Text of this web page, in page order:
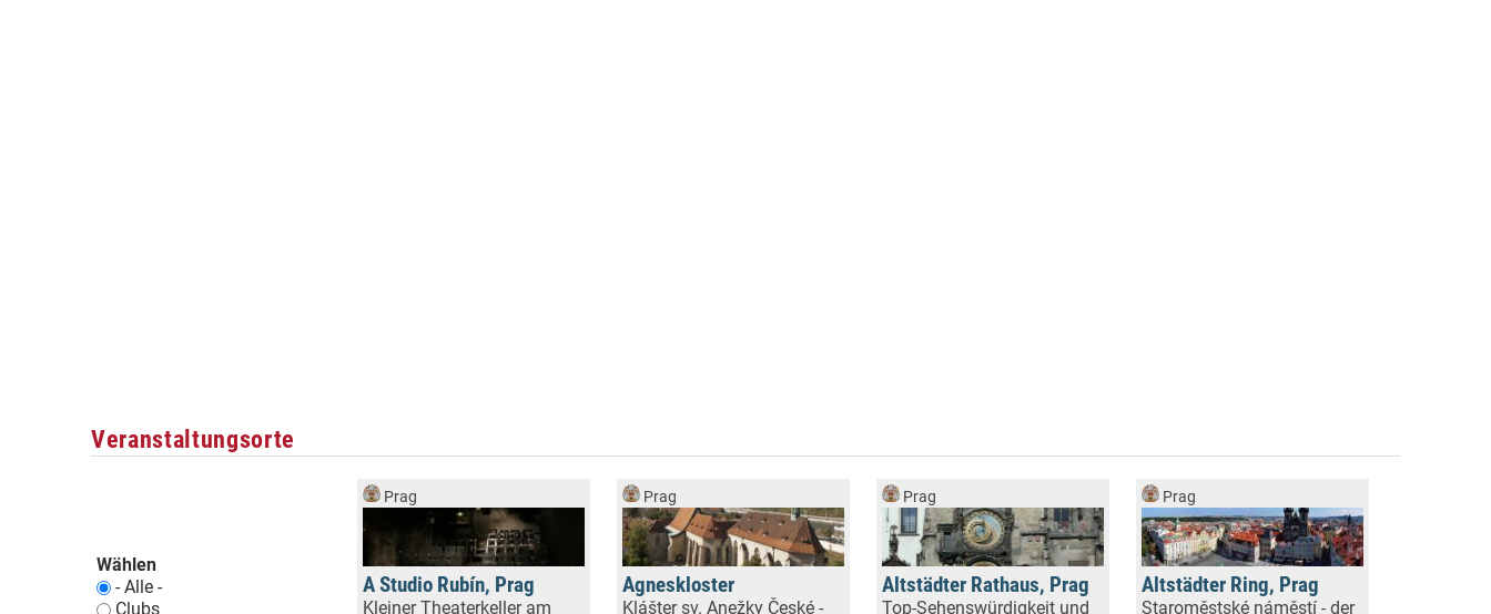
Veranstaltungsorte
Wählen
- Alle -
Clubs
Prag
A Studio Rubín, Prag
Kleiner Theaterkeller am
Prag
Agneskloster
Klášter sv. Anežky České -
Prag
Altstädter Rathaus, Prag
Top-Sehenswürdigkeit und
Prag
Altstädter Ring, Prag
Staroměstské náměstí - der